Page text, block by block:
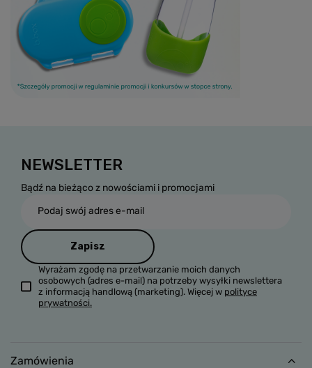
NEWSLETTER
Bądź na bieżąco z nowościami i promocjami
Podaj swój adres e-mail
Zapisz
Wyrażam zgodę na przetwarzanie moich danych
osobowych (adres e-mail) na potrzeby wysyłki newslettera
z informacją handlową (marketing). Więcej w polityce
prywatności.
Zamówienia